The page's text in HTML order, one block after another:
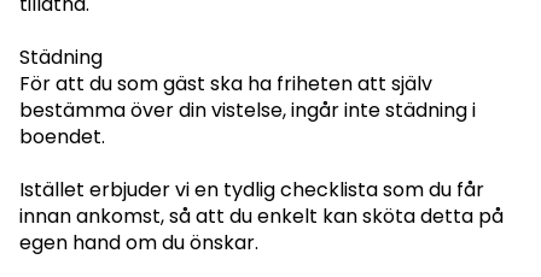
Städning
För att du som gäst ska ha friheten att själv
bestämma över din vistelse, ingår inte städning i
boendet.
Istället erbjuder vi en tydlig checklista som du får
innan ankomst, så att du enkelt kan sköta detta på
egen hand om du önskar.